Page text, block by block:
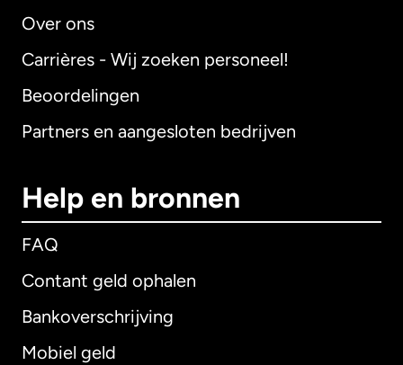
Over ons
Carrières - Wij zoeken personeel!
Beoordelingen
Partners en aangesloten bedrijven
Help en bronnen
FAQ
Contant geld ophalen
Bankoverschrijving
Mobiel geld